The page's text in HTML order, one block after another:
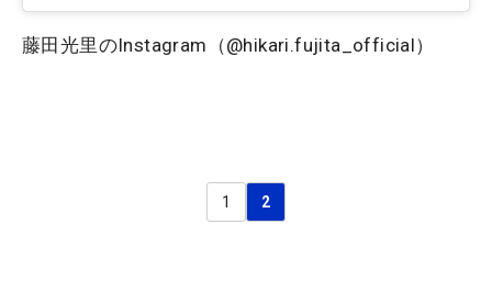
藤田光里のInstagram（@hikari.fujita_official）
1 2